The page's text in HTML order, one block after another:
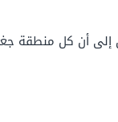
أن كل منطقة